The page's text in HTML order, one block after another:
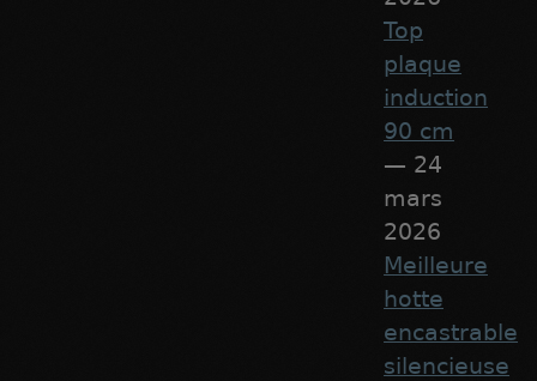
Top
plaque
induction
90 cm
— 24
mars
2026
Meilleure
hotte
encastrable
silencieuse